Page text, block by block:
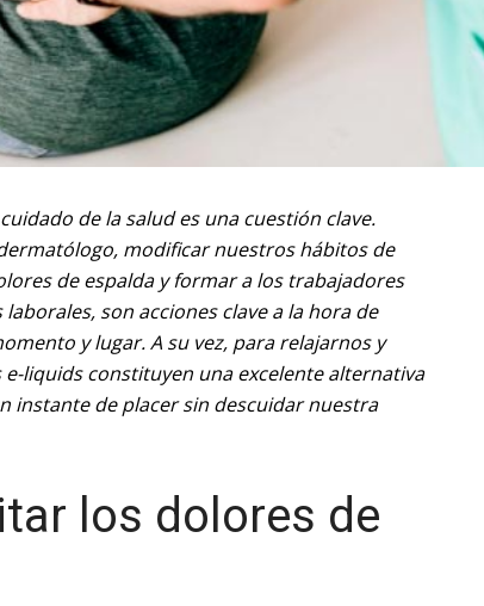
de la salud es una cuestión clave.
modificar nuestros hábitos de
de espalda y formar a los trabajadores
son acciones clave a la hora de
y lugar. A su vez, para relajarnos y
liquids constituyen una excelente alternativa
instante de placer sin descuidar nuestra
los dolores de